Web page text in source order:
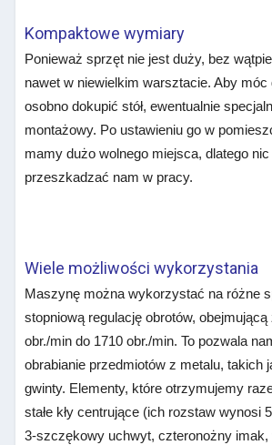
Kompaktowe wymiary
Ponieważ sprzęt nie jest duży, bez
nawet w niewielkim warsztacie. Aby
osobno dokupić stół, ewentualnie
montażowy. Po ustawieniu go w
mamy dużo wolnego miejsca, dlatego
przeszkadzać nam w pracy.
Wiele możliwości wykorzystania
Maszynę można wykorzystać na różne
stopniową regulację obrotów,
obr./min do 1710 obr./min. To pozwala
obrabianie przedmiotów z metalu, takich
gwinty. Elementy, które otrzymujemy
stałe kły centrujące (ich rozstaw wynosi
3-szczękowy uchwyt, czteronożny imak,